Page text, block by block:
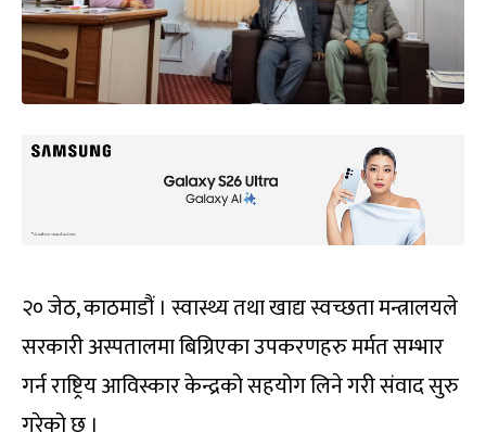
२० जेठ, काठमाडौं । स्वास्थ्य तथा खाद्य स्वच्छता मन्त्रालयले
सरकारी अस्पतालमा बिग्रिएका उपकरणहरु मर्मत सम्भार
गर्न राष्ट्रिय आविस्कार केन्द्रको सहयोग लिने गरी संवाद सुरु
गरेको छ ।